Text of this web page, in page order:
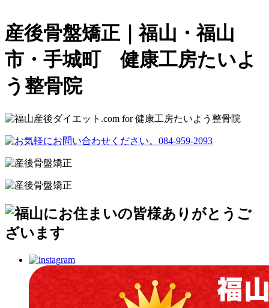
産後骨盤矯正｜福山・福山
市・手城町 健康工房たいよ
う整骨院